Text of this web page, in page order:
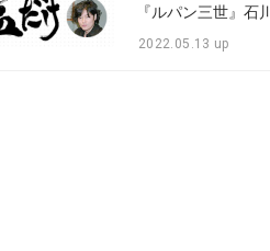
2022.05.13 up